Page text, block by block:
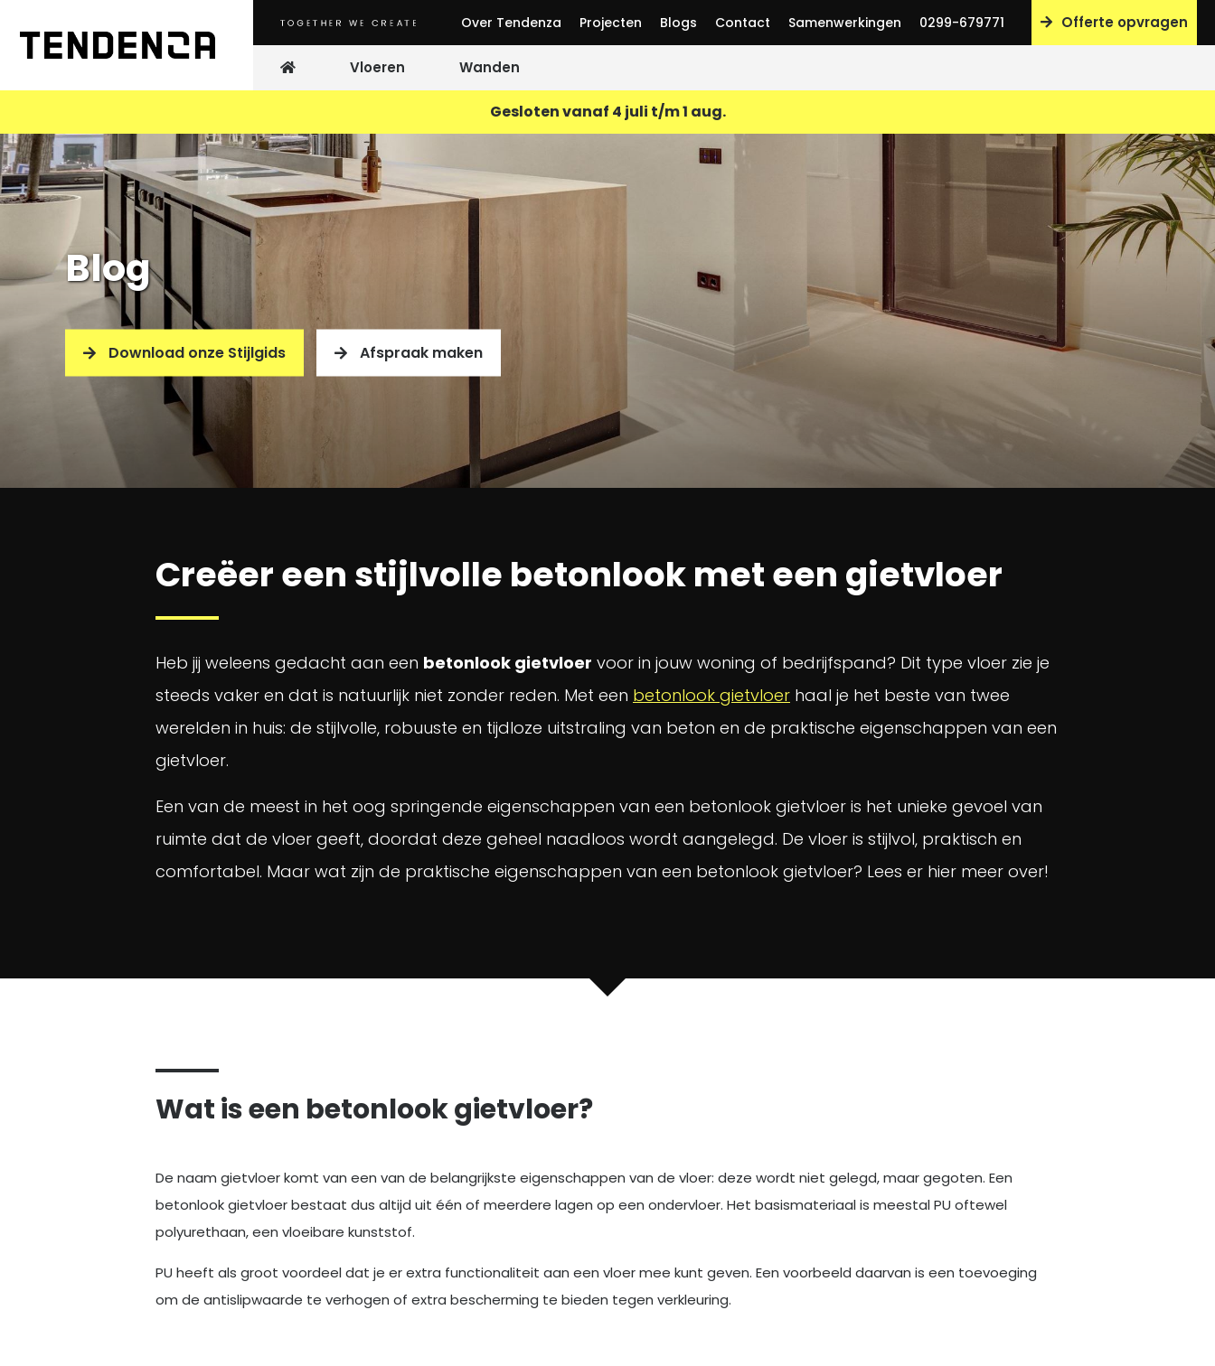
Over Tendenza Projecten Blogs Contact Samenwerkingen 0299-679771 Offerte opvragen
Vloeren
PU Gietvloer
Wanden
Decoratief
Microcement
Gesloten vanaf 4 juli t/m 1 aug.
Blog
Download onze Stijlgids Afspraak maken
Creëer een stijlvolle betonlook met een gietvloer
Heb jij weleens gedacht aan een betonlook gietvloer voor in jouw woning of bedrijfspand? Dit type vloer zie je
steeds vaker en dat is natuurlijk niet zonder reden. Met een betonlook gietvloer haal je het beste van twee
werelden in huis: de stijlvolle, robuuste en tijdloze uitstraling van beton en de praktische eigenschappen van een
gietvloer.
Een van de meest in het oog springende eigenschappen van een betonlook gietvloer is het unieke gevoel van
ruimte dat de vloer geeft, doordat deze geheel naadloos wordt aangelegd. De vloer is stijlvol, praktisch en
comfortabel. Maar wat zijn de praktische eigenschappen van een betonlook gietvloer? Lees er hier meer over!
Wat is een betonlook gietvloer?
De naam gietvloer komt van een van de belangrijkste eigenschappen van de vloer: deze wordt niet gelegd, maar gegoten. Een
betonlook gietvloer bestaat dus altijd uit één of meerdere lagen op een ondervloer. Het basismateriaal is meestal PU oftewel
polyurethaan, een vloeibare kunststof.
PU heeft als groot voordeel dat je er extra functionaliteit aan een vloer mee kunt geven. Een voorbeeld daarvan is een toevoeging
om de antislipwaarde te verhogen of extra bescherming te bieden tegen verkleuring.